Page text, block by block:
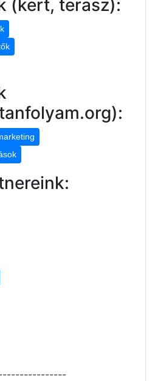
(kert, terasz):